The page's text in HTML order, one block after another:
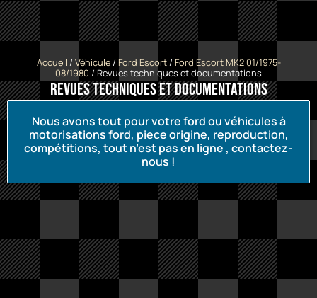
Accueil / Véhicule/ Ford Escort/ Ford Escort MK2 01/1975-
08/1980 / Revues techniques et documentations
Revues techniques et documentations
Nous avons tout pour votre ford ou véhicules à
motorisations ford, piece origine, reproduction,
compétitions, tout n’est pas en ligne , contactez-
nous !